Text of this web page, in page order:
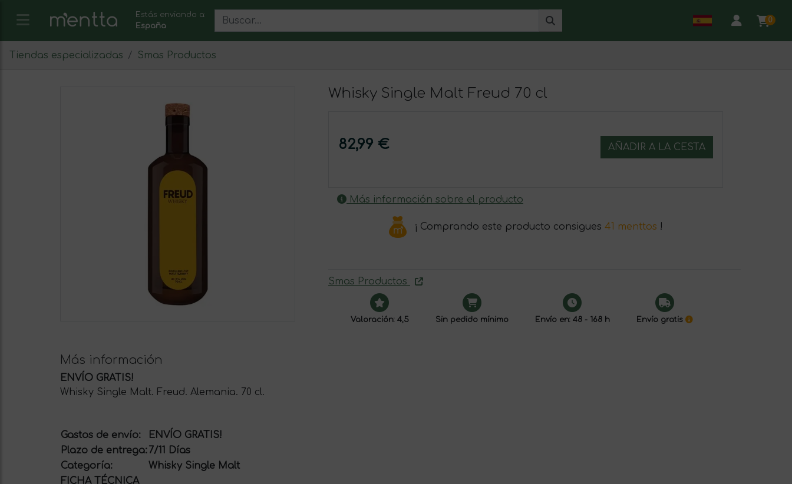
Estás enviando a:
España
0
Tiendas especializadas Smas Productos
Whisky Single Malt Freud 70 cl
82,99 € AÑADIR A LA CESTA
Más información sobre el producto
¡ Comprando este producto consigues 41 menttos !
Smas Productos
Valoración: 4,5 Sin pedido mínimo Envío en: 48 - 168 h Envío gratis
Más información
ENVÍO GRATIS!
Whisky Single Malt. Freud. Alemania. 70 cl.
Gastos de envío:
ENVÍO GRATIS!
Plazo de entrega: 7/11 Días
Categoría:
Whisky Single Malt
FICHA TÉCNICA